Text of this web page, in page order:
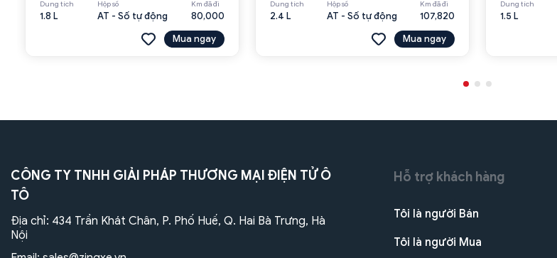
Dung tích
1.8 L
Hộp số
AT - Số tự động
Km đã đi
80,000
Mua ngay
Dung tích
2.4 L
Hộp số
AT - Số tự động
Km đã đi
107,820
Mua ngay
Dung tích
1.5 L
CÔNG TY TNHH GIẢI PHÁP THƯƠNG MẠI ĐIỆN TỬ Ô
TÔ
Địa chỉ: 434 Trần Khát Chân, P. Phố Huế, Q. Hai Bà Trưng, Hà
Nội
Hỗ trợ khách hàng
Tôi là người Bán
Tôi là người Mua